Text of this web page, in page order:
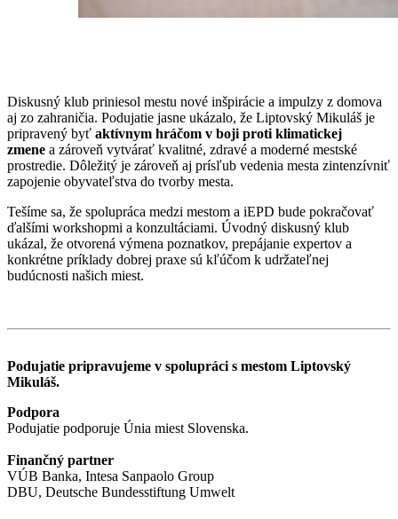
Diskusný klub priniesol mestu nové inšpirácie a impulzy z domova
aj zo zahraničia. Podujatie jasne ukázalo, že Liptovský Mikuláš je
pripravený byť aktívnym hráčom v boji proti klimatickej
zmene a zároveň vytvárať kvalitné, zdravé a moderné mestské
prostredie. Dôležitý je zároveň aj prísľub vedenia mesta zintenzívniť
zapojenie obyvateľstva do tvorby mesta.
Tešíme sa, že spolupráca medzi mestom a iEPD bude pokračovať
ďalšími workshopmi a konzultáciami. Úvodný diskusný klub
ukázal, že otvorená výmena poznatkov, prepájanie expertov a
konkrétne príklady dobrej praxe sú kľúčom k udržateľnej
budúcnosti našich miest.
Podujatie pripravujeme v spolupráci s mestom Liptovský
Mikuláš.
Podpora
Podujatie podporuje Únia miest Slovenska.
Finančný partner
VÚB Banka, Intesa Sanpaolo Group
DBU, Deutsche Bundesstiftung Umwelt